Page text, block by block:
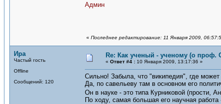
Админ
« Последнее редактирование: 11 Января 2009,
Ира
Частый гость
Offline
Сообщений: 120
Re: Как ученый - ученому (о проф.
« Ответ #4 : 10 Января 2009, 13:17:36 »
Сильно! Забыла, что "википедия", где может
Да, по савельеву там в основном его
Он в науке - это типа Курниковой (прости,
По ходу, самая большая его научная